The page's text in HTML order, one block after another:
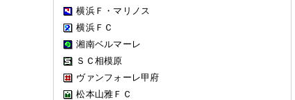
横浜Ｆ・マリノス
横浜ＦＣ
湘南ベルマーレ
ＳＣ相模原
ヴァンフォーレ甲府
松本山雅ＦＣ